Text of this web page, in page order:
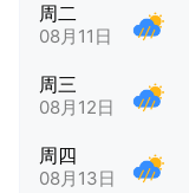
周二
08月11日
周三
08月12日
周四
08月13日